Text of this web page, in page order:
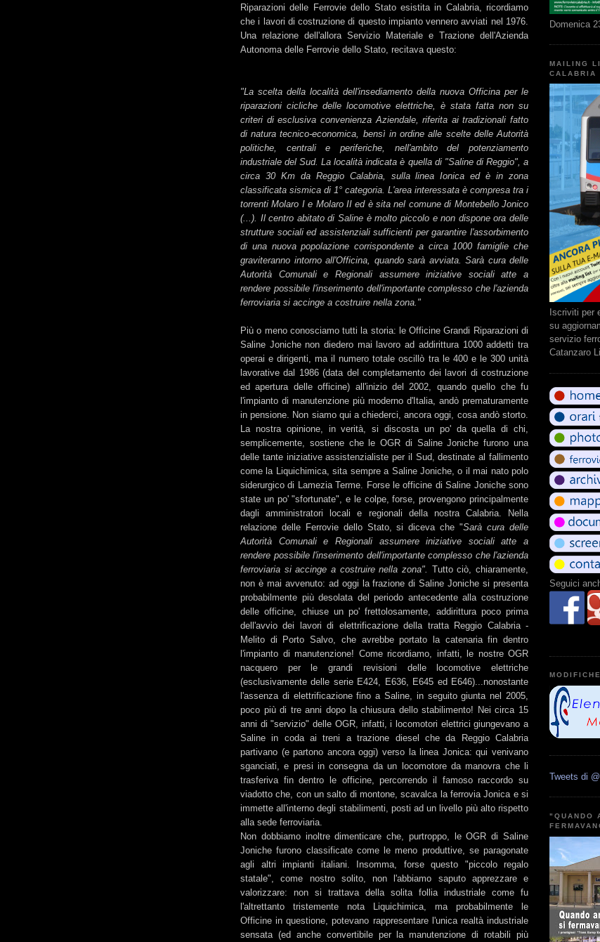
Riparazioni delle Ferrovie dello Stato esistita in Calabria, ricordiamo
che i lavori di costruzione di questo impianto vennero avviati nel 1976.
Una relazione dell'allora Servizio Materiale e Trazione dell'Azienda
Autonoma delle Ferrovie dello Stato, recitava questo:
"La scelta della località dell'insediamento della nuova Officina per le
riparazioni cicliche delle locomotive elettriche, è stata fatta non su
criteri di esclusiva convenienza Aziendale, riferita ai tradizionali fatto
di natura tecnico-economica, bensì in ordine alle scelte delle Autorità
politiche, centrali e periferiche, nell'ambito del potenziamento
industriale del Sud. La località indicata è quella di "Saline di Reggio", a
circa 30 Km da Reggio Calabria, sulla linea Ionica ed è in zona
classificata sismica di 1° categoria. L'area interessata è compresa tra i
torrenti Molaro I e Molaro II ed è sita nel comune di Montebello Jonico
(...). Il centro abitato di Saline è molto piccolo e non dispone ora delle
strutture sociali ed assistenziali sufficienti per garantire l'assorbimento
di una nuova popolazione corrispondente a circa 1000 famiglie che
graviteranno intorno all'Officina, quando sarà avviata. Sarà cura delle
Autorità Comunali e Regionali assumere iniziative sociali atte a
rendere possibile l'inserimento dell'importante complesso che l'azienda
ferroviaria si accinge a costruire nella zona."
Più o meno conosciamo tutti la storia: le Officine Grandi Riparazioni di
Saline Joniche non diedero mai lavoro ad addirittura 1000 addetti tra
operai e dirigenti, ma il numero totale oscillò tra le 400 e le 300 unità
lavorative dal 1986 (data del completamento dei lavori di costruzione
ed apertura delle officine) all'inizio del 2002, quando quello che fu
l'impianto di manutenzione più moderno d'Italia, andò prematuramente
in pensione. Non siamo qui a chiederci, ancora oggi, cosa andò storto.
La nostra opinione, in verità, si discosta un po' da quella di chi,
semplicemente, sostiene che le OGR di Saline Joniche furono una
delle tante iniziative assistenzialiste per il Sud, destinate al fallimento
come la Liquichimica, sita sempre a Saline Joniche, o il mai nato polo
siderurgico di Lamezia Terme. Forse le officine di Saline Joniche sono
state un po' "sfortunate", e le colpe, forse, provengono principalmente
dagli amministratori locali e regionali della nostra Calabria. Nella
relazione delle Ferrovie dello Stato, si diceva che "Sarà cura delle
Autorità Comunali e Regionali assumere iniziative sociali atte a
rendere possibile l'inserimento dell'importante complesso che l'azienda
ferroviaria si accinge a costruire nella zona".
Tutto ciò, chiaramente,
non è mai avvenuto: ad oggi la frazione di Saline Joniche si presenta
probabilmente più desolata del periodo antecedente alla costruzione
delle officine, chiuse un po' frettolosamente, addirittura poco prima
dell'avvio dei lavori di elettrificazione della tratta Reggio Calabria -
Melito di Porto Salvo, che avrebbe portato la catenaria fin dentro
l'impianto di manutenzione! Come ricordiamo, infatti, le nostre OGR
nacquero per le grandi revisioni delle locomotive elettriche
(esclusivamente delle serie E424, E636, E645 ed E646)...nonostante
l'assenza di elettrificazione fino a Saline, in seguito giunta nel 2005,
poco più di tre anni dopo la chiusura dello stabilimento! Nei circa 15
anni di "servizio" delle OGR, infatti, i locomotori elettrici giungevano a
Saline in coda ai treni a trazione diesel che da Reggio Calabria
partivano (e partono ancora oggi) verso la linea Jonica: qui venivano
sganciati, e presi in consegna da un locomotore da manovra che li
trasferiva fin dentro le officine, percorrendo il famoso raccordo su
viadotto che, con un salto di montone, scavalca la ferrovia Jonica e si
immette all'interno degli stabilimenti, posti ad un livello più alto rispetto
alla sede ferroviaria.
Non dobbiamo inoltre dimenticare che, purtroppo, le OGR di Saline
Joniche furono classificate come le meno produttive, se paragonate
agli altri impianti italiani. Insomma, forse questo "piccolo regalo
statale", come nostro solito, non l'abbiamo saputo apprezzare e
valorizzare: non si trattava della solita follia industriale come fu
l'altrettanto tristemente nota Liquichimica, ma probabilmente le
Officine in questione, potevano rappresentare l'unica realtà industriale
sensata (ed anche convertibile per la manutenzione di rotabili più
Domenica
MAILING
CALABRIA
Iscriviti per
su
servizio
Catanzaro
Seguici
Tweets di
"QUANDO